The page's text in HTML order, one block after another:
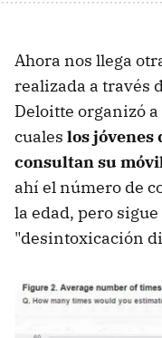
Ahora nos llega
realizada a través
Deloitte organizó
cuales los jóvenes
consultan su
ahí el número de
la edad, pero
"desintoxicación